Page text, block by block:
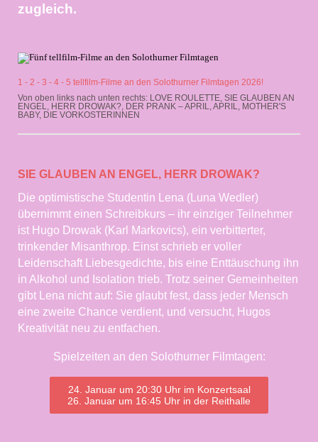
zugleich.
1 - 2 - 3 - 4 - 5 tellfilm-Filme an den Solothurner Filmtagen 2026!
Von oben links nach unten rechts: LOVE ROULETTE, SIE GLAUBEN AN
ENGEL, HERR DROWAK?, DER PRANK – APRIL, APRIL, MOTHER'S
BABY, DIE VORKOSTERINNEN
SIE GLAUBEN AN ENGEL, HERR DROWAK?
Die optimistische Studentin Lena (Luna Wedler)
übernimmt einen Schreibkurs – ihr einziger Teilnehmer
ist Hugo Drowak (Karl Markovics), ein verbitterter,
trinkender Misanthrop. Einst schrieb er voller
Leidenschaft Liebesgedichte, bis eine Enttäuschung ihn
in Alkohol und Isolation trieb. Trotz seiner Gemeinheiten
gibt Lena nicht auf: Sie glaubt fest, dass jeder Mensch
eine zweite Chance verdient, und versucht, Hugos
Kreativität neu zu entfachen.
Spielzeiten an den Solothurner Filmtagen:
24. Januar um 20:30 Uhr im Konzertsaal
26. Januar um 16:45 Uhr in der Reithalle